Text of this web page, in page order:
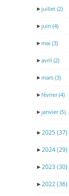
► juillet (2)
► juin (4)
► mai (3)
►avril (2)
► mars (3)
►février(4)
► janvier(5)
►2025(37)
►2024(29)
►2023 (30)
►2022(36)